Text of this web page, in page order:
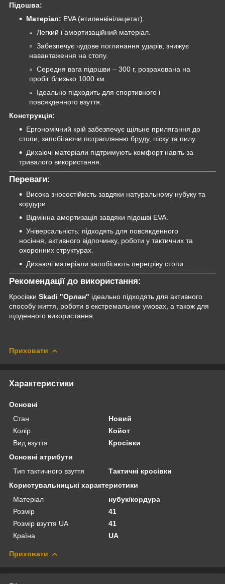
Підошва:
Матеріал: EVA (етиленвінілацетат).
Легкий і амортизаційний матеріал.
Забезпечує чудове поглинання ударів, знижує
навантаження на стопу.
Середня вага підошви – 300 г, розрахована на
пробіг близько 1000 км.
Ідеально підходить для спортивного і
повсякденного взуття.
Конструкція:
Ергономічний крій забезпечує щільне прилягання до
стопи, запобігаючи потраплянню бруду, піску та пилу.
Дихаючі матеріали підтримують комфорт навіть за
тривалого використання.
Переваги:
Висока зносостійкість завдяки натуральному нубуку та
кордури
Відмінна амортизація завдяки підошві EVA.
Універсальність: підходять для повсякденного
носіння, активного відпочинку, роботи у тактичних та
охоронних структурах.
Дихаючі матеріали запобігають перегріву стопи.
Рекомендації до використання:
Кросівки Skadi "Орлан" ідеально підходять для активного
способу життя, роботи в екстремальних умовах, а також для
щоденного використання.
Приховати
Характеристики
Основні
Стан
Новий
Колір
Койот
Вид взуття
Кросівки
Основні атрибути
Тип тактичного взуття
Тактичні кросівки
Користувальницькі характеристики
Матеріал
нубук/кордура
Розмір
41
Розмір взуття UA
41
Країна
UA
Приховати